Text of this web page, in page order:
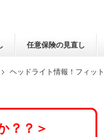
任意保険の見直し
ヘッドライト情報！フィッ
？？＞